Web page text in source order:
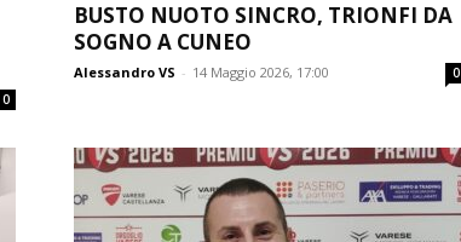
0
BUSTO NUOTO SINCRO, TRIONFI DA
SOGNO A CUNEO
Alessandro VS - 14 Maggio 2026, 17:00 0